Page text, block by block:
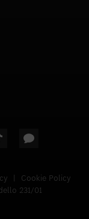
|
Cookie Policy
231/01